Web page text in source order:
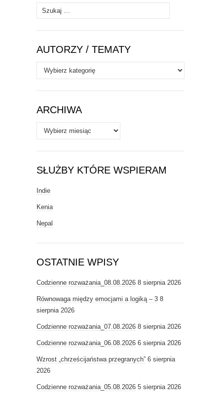
Szukaj:
AUTORZY / TEMATY
Autorzy
/
Tematy
ARCHIWA
Archiwa
SŁUŻBY KTÓRE WSPIERAM
Indie
Kenia
Nepal
OSTATNIE WPISY
Codzienne rozważania_08.08.2026 8 sierpnia 2026
Równowaga między emocjami a logiką – 3 8
sierpnia 2026
Codzienne rozważania_07.08.2026 8 sierpnia 2026
Codzienne rozważania_06.08.2026 6 sierpnia 2026
Wzrost „chrześcijaństwa przegranych” 6 sierpnia
2026
Codzienne rozważania_05.08.2026 5 sierpnia 2026